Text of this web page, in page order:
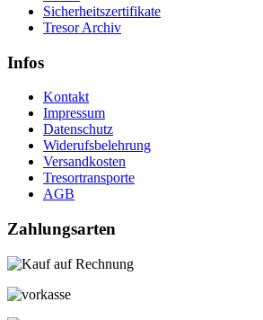
Sicherheitszertifikate
Tresor Archiv
Infos
Kontakt
Impressum
Datenschutz
Widerufsbelehrung
Versandkosten
Tresortransporte
AGB
Zahlungsarten